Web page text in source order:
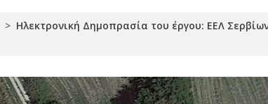
> Ηλεκτρονική Δημοπρασία του έργου: ΕΕΛ